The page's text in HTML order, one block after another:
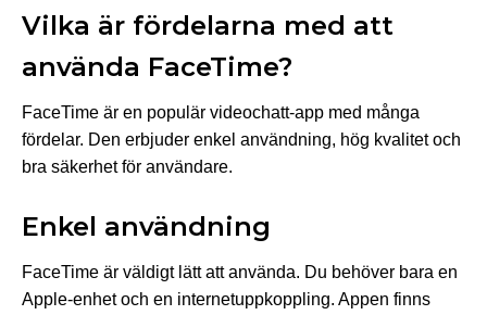
Vilka är fördelarna med att
använda FaceTime?
FaceTime är en populär videochatt-app med många
fördelar. Den erbjuder enkel användning, hög kvalitet och
bra säkerhet för användare.
Enkel användning
FaceTime är väldigt lätt att använda. Du behöver bara en
Apple-enhet och en internetuppkoppling. Appen finns